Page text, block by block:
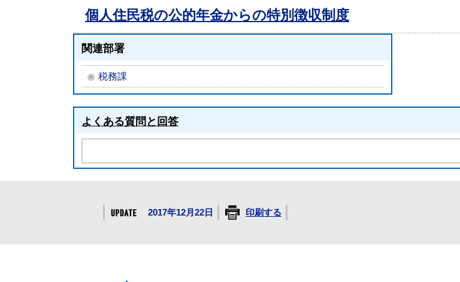
個人住民税の公的年金からの特別徴収制度
関連部署
税務課
よくある質問と回答
2017年12月22日 印刷する